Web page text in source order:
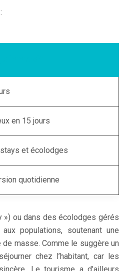
en 15 jours
et écolodges
quotidienne
») ou dans des écolodges gérés
populations, soutenant une
masse. Comme le suggère un
chez l’habitant, car les